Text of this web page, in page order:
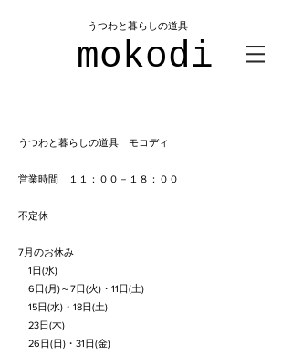
mokodi
​うつわと暮らしの道具
うつわと暮らしの道具 モコディ
営業時間 １１：００－１８：００
不定休
7月のお休み
1日(水)
6日(月)～7日(火)・11日(土)
15日(水)・18日(土)
23日(木)
​ 26日(日)・31日(金)